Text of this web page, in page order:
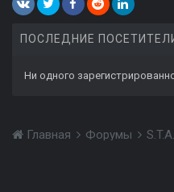
ПОСЛЕДНИЕ
Ни одного
Главная Форумы